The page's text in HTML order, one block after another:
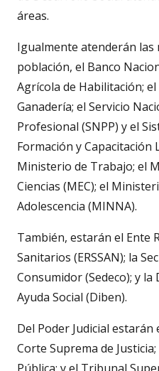
áreas.
Igualmente atenderán las
población, el Banco
Agrícola de Habilitación;
Ganadería; el Servicio
Profesional (SNPP) y el
Formación y Capacitación
Ministerio de Trabajo; el
Ciencias (MEC); el
Adolescencia (MINNA).
También, estarán el Ente
Sanitarios (ERSSAN); la
Consumidor (Sedeco); y
Ayuda Social (Diben).
Del Poder Judicial estarán
Corte Suprema de